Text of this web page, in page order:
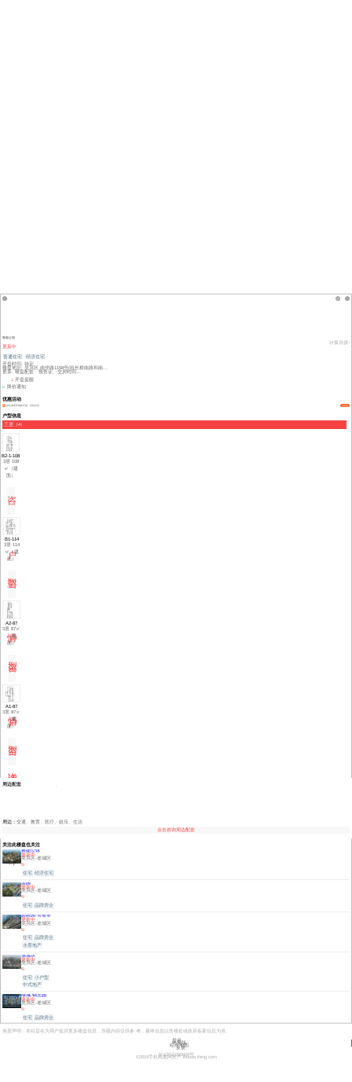
鲁能公馆
更新中
计算月供
普通住宅
经济住宅
开盘时间: 待定
楼盘地址: 吴兴区 南华路1158号(杭长桥南路和南...
更多: 楼盘配套、预售证、交房时间…
开盘提醒
降价通知
优惠活动
报名参团享最新开盘、折扣信息
户型信息
三居（4）
B2-1-108
3居 108
㎡（建
面）
咨
询
户
型
详
情
B1-114
3居 114
㎡（建
面）
咨
询
户
型
详
情
A2-87
3居 87㎡
（建
面）
咨
询
户
型
详
A1-87
3居 87㎡
（建
面）
咨
询
详
情
周边配套
周边： 交通、教育、医疗、娱乐、生活
点击咨询周边配套
关注此楼盘也关注
鲁能公馆
更新中
吴兴区-老城区
住宅 经济住宅
莲园
更新中
吴兴区-老城区
住宅 品牌房企
碧桂园·云望里
更新中
吴兴区-老城区
住宅 品牌房企
水景地产
清源坊
更新中
吴兴区-老城区
住宅 小户型
中式地产
绿城·锦玉园
更新中
吴兴区-老城区
住宅 品牌房企
免责声明：本站旨在为用户提供更多楼盘信息，所载内容仅供参 考，最终信息以售楼处或政府备案信息为准。
登录
电脑版
站点地图
反馈
京ICP证030609号
©️2019手机凤凰网房产 ihouse.ifeng.com